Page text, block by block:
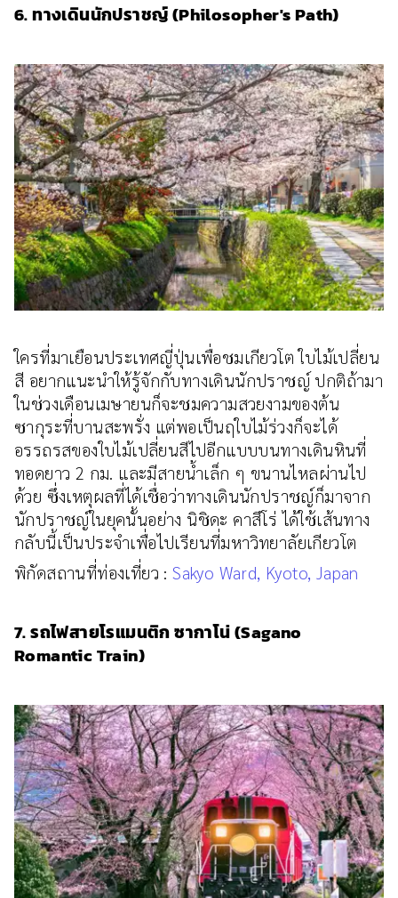
6. ทางเดินนักปราชญ์ (Philosopher's Path)
ใครที่มาเยือนประเทศญี่ปุ่นเพื่อชมเกียวโต ใบไม้เปลี่ยน
สี อยากแนะนำให้รู้จักกับทางเดินนักปราชญ์ ปกติถ้ามา
ในช่วงเดือนเมษายนก็จะชมความสวยงามของต้น
ซากุระที่บานสะพรั่ง แต่พอเป็นฤใบไม้ร่วงก็จะได้
อรรถรสของใบไม้เปลี่ยนสีไปอีกแบบบนทางเดินหินที่
ทอดยาว 2 กม. และมีสายน้ำเล็ก ๆ ขนานไหลผ่านไป
ด้วย ซึ่งเหตุผลที่ได้เชื่อว่าทางเดินนักปราชญ์ก็มาจาก
นักปราชญ์ในยุคนั้นอย่าง นิชิดะ คาสึโร่ ได้ใช้เส้นทาง
กลับนี้เป็นประจำเพื่อไปเรียนที่มหาวิทยาลัยเกียวโต
พิกัดสถานที่ท่องเที่ยว :Sakyo Ward, Kyoto, Japan
7. รถไฟสายโรแมนติก ซากาโน่ (Sagano
Romantic Train)